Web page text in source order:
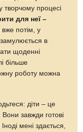
творчому процесі
для неї –
потім, у
в
щоденні
більше
роботу можна
діти – це
завжди готові
мені здається,